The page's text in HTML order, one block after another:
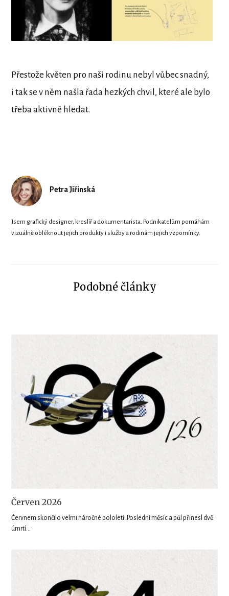
Přestože květen pro naši rodinu nebyl vůbec snadný,
i tak se v něm našla řada hezkých chvil, které ale bylo
třeba aktivně hledat.
Petra Jiřinská
Jsem grafický designer, kreslíř a dokumentarista. Podnikatelům pomáhám
vizuálně obléknout jejich produkty i služby a rodinám jejich vzpomínky.
Podobné články
Červen 2026
Červnem skončilo velmi náročné pololetí. Poslední měsíc a půl přinesl dvě
úmrtí…